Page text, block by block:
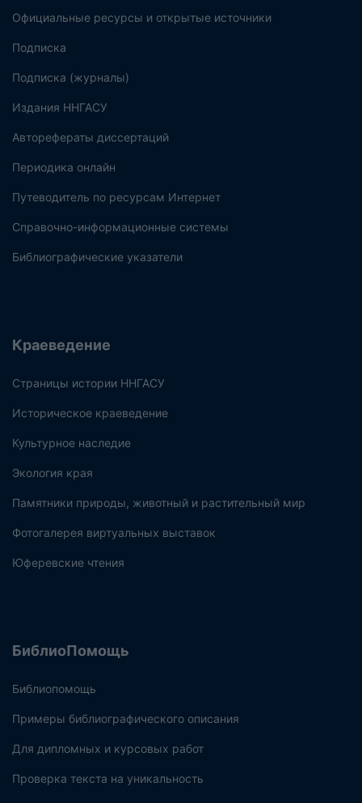
Официальные ресурсы и открытые источники
Подписка
Подписка (журналы)
Издания ННГАСУ
Авторефераты диссертаций
Периодика онлайн
Путеводитель по ресурсам Интернет
Справочно-информационные системы
Библиографические указатели
Краеведение
Страницы истории ННГАСУ
Историческое краеведение
Культурное наследие
Экология края
Памятники природы, животный и растительный мир
Фотогалерея виртуальных выставок
Юферевские чтения
БиблиоПомощь
Библиопомощь
Примеры библиографического описания
Для дипломных и курсовых работ
Проверка текста на уникальность